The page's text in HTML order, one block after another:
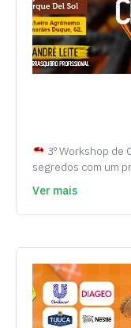
3º Workshop de
segredos com um
Ver mais